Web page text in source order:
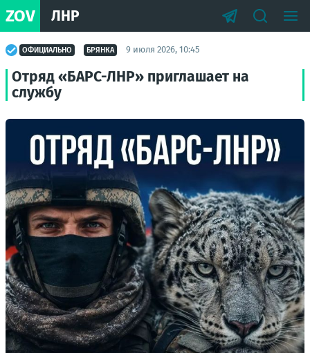
ZOV ЛНР
ОФИЦИАЛЬНО БРЯНКА 9 июля 2026, 10:45
Отряд «БАРС-ЛНР» приглашает на
службу